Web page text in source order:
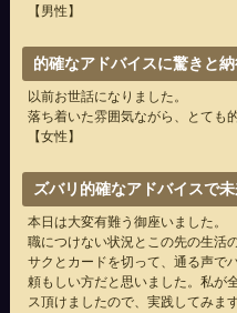
【男性】
的確なアドバイスに驚きと
以前お世話になりました。
落ち着いた雰囲気ながら、とても
【女性】
ズバリ的確なアドバイスで
本日は大変有難う御座いました。
職につけない状況とこの先の生活
サクとカードを切って、通る声で
頼もしい方だと思いました。私が
ス頂けましたので、実践してみま